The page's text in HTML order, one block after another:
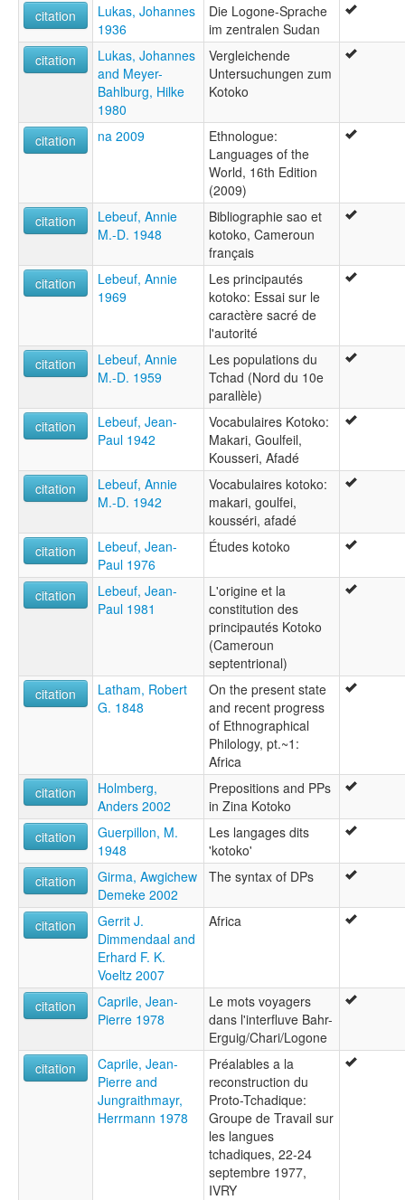
citation
Lukas, Johannes
1936
Die Logone-Sprache
im zentralen Sudan
citation
Lukas, Johannes
and Meyer-
Bahlburg, Hilke
1980
Vergleichende
Untersuchungen zum
Kotoko
citation na 2009
Ethnologue:
Languages of the
World, 16th Edition
(2009)
citation
Lebeuf, Annie
M.-D. 1948
Bibliographie sao et
kotoko, Cameroun
français
citation
Lebeuf, Annie
1969
Les principautés
kotoko: Essai sur le
caractère sacré de
l'autorité
citation
Lebeuf, Annie
M.-D. 1959
Les populations du
Tchad (Nord du 10e
parallèle)
citation
Lebeuf, Jean-
Paul 1942
Vocabulaires Kotoko:
Makari, Goulfeil,
Kousseri, Afadé
citation
Lebeuf, Annie
M.-D. 1942
Vocabulaires kotoko:
makari, goulfei,
kousséri, afadé
citation
Lebeuf, Jean-
Paul 1976
Études kotoko
citation
Lebeuf, Jean-
Paul 1981
L'origine et la
constitution des
principautés Kotoko
(Cameroun
septentrional)
citation
Latham, Robert
G. 1848
On the present state
and recent progress
of Ethnographical
Philology, pt.~1:
Africa
citation
Holmberg,
Anders 2002
Prepositions and PPs
in Zina Kotoko
citation
Guerpillon, M.
1948
Les langages dits
'kotoko'
citation
Girma, Awgichew
Demeke 2002
The syntax of DPs
citation
Gerrit J.
Dimmendaal and
Erhard F. K.
Voeltz 2007
Africa
citation
Caprile, Jean-
Pierre 1978
Le mots voyagers
dans l'interfluve Bahr-
Erguig/Chari/Logone
citation
Caprile, Jean-
Pierre and
Jungraithmayr,
Herrmann 1978
Préalables a la
reconstruction du
Proto-Tchadique:
Groupe de Travail sur
les langues
tchadiques, 22-24
septembre 1977,
IVRY